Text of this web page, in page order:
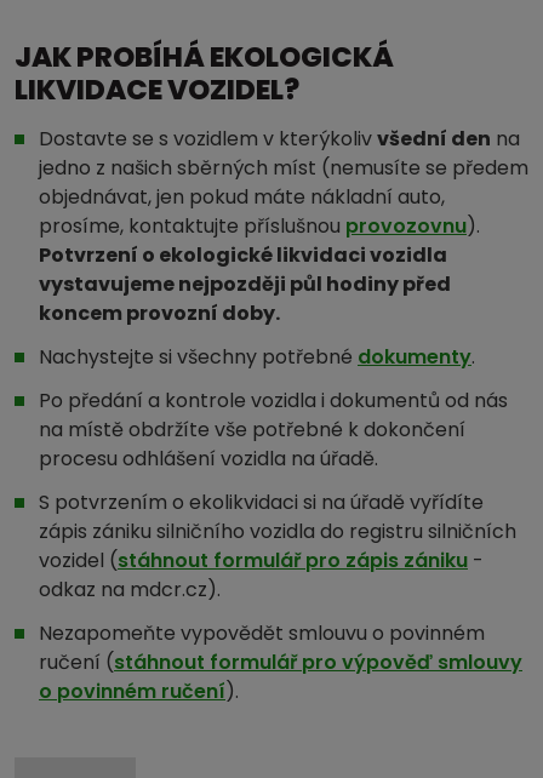
JAK PROBÍHÁ EKOLOGICKÁ
LIKVIDACE VOZIDEL?
Dostavte se s vozidlem v kterýkolivvšední den na
jedno z našich sběrných míst (nemusíte se předem
objednávat, jen pokud máte nákladní auto,
prosíme, kontaktujte příslušnou provozovnu).
Potvrzení o ekologické likvidaci vozidla
vystavujeme nejpozději půl hodiny před
koncem provozní doby.
Nachystejte si všechny potřebné dokumenty.
Po předání a kontrole vozidla i dokumentů od nás
na místě obdržíte vše potřebné k dokončení
procesu odhlášení vozidla na úřadě.
S potvrzením o ekolikvidaci si na úřadě vyřídíte
zápis zániku silničního vozidla do registru silničních
vozidel (stáhnout formulář pro zápis zániku -
odkaz na mdcr.cz).
Nezapomeňte vypovědět smlouvu o povinném
ručení (stáhnout formulář pro výpověď smlouvy
o povinném ručení).